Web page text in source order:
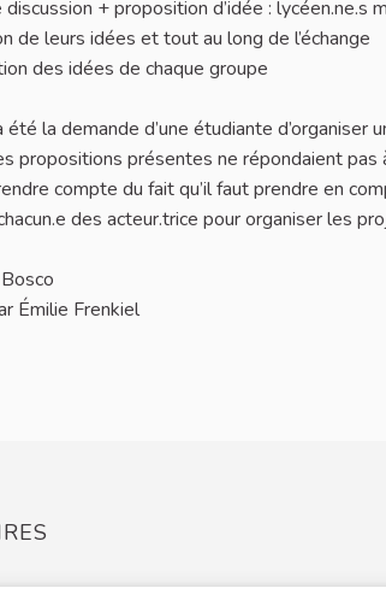
discussion + proposition d’idée :
de leurs idées et tout au long de l’échange
des idées de chaque groupe
la demande d’une étudiante d’organiser
propositions présentes ne répondaient
compte du fait qu’il faut prendre en
des acteur.trice pour organiser les
Émilie Frenkiel